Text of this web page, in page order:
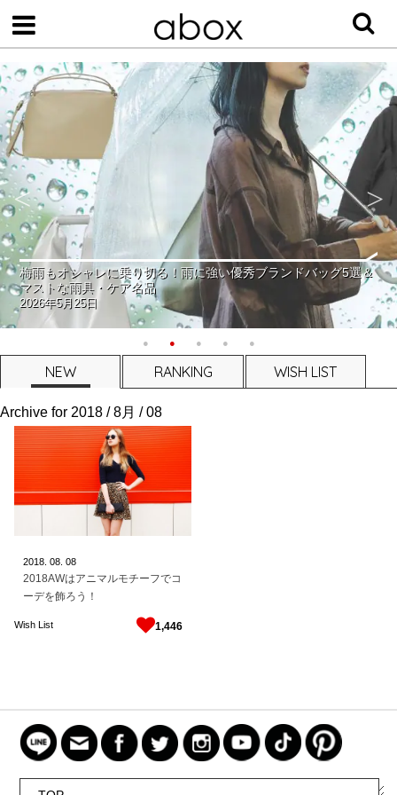
梅雨もオシャレに乗り切る！雨に強い優秀ブランドバッグ5選＆
マストな雨具・ケア名品
2026年5月25日
NEW RANKING WISH LIST
Archive for 2018 / 8月 / 08
2018. 08. 08
2018AWはアニマルモチーフでコ
ーデを飾ろう！
1,446
Wish List